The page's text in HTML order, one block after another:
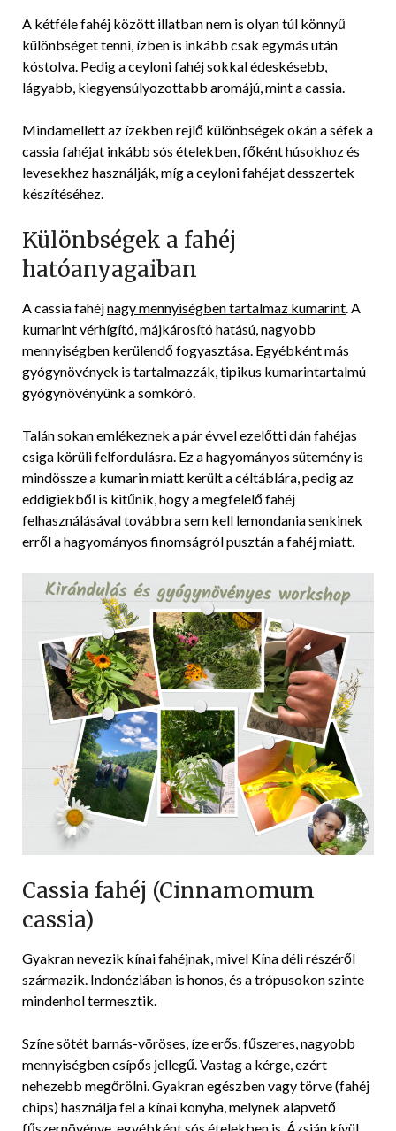
A kétféle fahéj között illatban nem is olyan túl könnyű
különbséget tenni, ízben is inkább csak egymás után
kóstolva. Pedig a ceyloni fahéj sokkal édeskésebb,
lágyabb, kiegyensúlyozottabb aromájú, mint a cassia.
Mindamellett az ízekben rejlő különbségek okán a séfek a
cassia fahéjat inkább sós ételekben, főként húsokhoz és
levesekhez használják, míg a ceyloni fahéjat desszertek
készítéséhez.
Különbségek a fahéj
hatóanyagaiban
A cassia fahéjnagy mennyiségben tartalmaz kumarint . A
kumarint vérhígító, májkárosító hatású, nagyobb
mennyiségben kerülendő fogyasztása. Egyébként más
gyógynövények is tartalmazzák, tipikus kumarintartalmú
gyógynövényünk a somkóró.
Talán sokan emlékeznek a pár évvel ezelőtti dán fahéjas
csiga körüli felfordulásra. Ez a hagyományos sütemény is
mindössze a kumarin miatt került a céltáblára, pedig az
eddigiekből is kitűnik, hogy a megfelelő fahéj
felhasználásával továbbra sem kell lemondania senkinek
erről a hagyományos finomságról pusztán a fahéj miatt.
Cassia fahéj (Cinnamomum
cassia)
Gyakran nevezik kínai fahéjnak, mivel Kína déli részéről
származik. Indonéziában is honos, és a trópusokon szinte
mindenhol termesztik.
Színe sötét barnás-vöröses, íze erős, fűszeres, nagyobb
mennyiségben csípős jellegű. Vastag a kérge, ezért
nehezebb megőrölni. Gyakran egészben vagy törve (fahéj
chips) használja fel a kínai konyha, melynek alapvető